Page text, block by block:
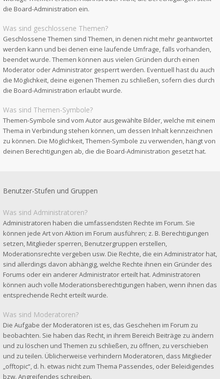
die Board-Administration ein.
Was sind geschlossene Themen?
Geschlossene Themen sind Themen, in denen nicht mehr geantwortet
werden kann und bei denen eine laufende Umfrage, falls vorhanden,
beendet wurde. Themen können aus vielen Gründen durch einen
Moderator oder Administrator gesperrt werden. Eventuell hast du auch
die Möglichkeit, deine eigenen Themen zu schließen, sofern dies durch
die Board-Administration erlaubt wurde.
Was sind Themen-Symbole?
Themen-Symbole sind vom Autor ausgewählte Bilder, welche mit einem
Thema in Verbindung stehen können, um dessen Inhalt kennzeichnen
zu können. Die Möglichkeit, Themen-Symbole zu verwenden, hängt von
deinen Berechtigungen ab, die die Board-Administration gesetzt hat.
Benutzer-Stufen und Gruppen
Was sind Administratoren?
Administratoren haben die umfassendsten Rechte im Forum. Sie
können jede Art von Aktion im Forum ausführen; z. B. Berechtigungen
setzen, Mitglieder sperren, Benutzergruppen erstellen,
Moderationsrechte vergeben usw. Die Rechte, die ein Administrator hat,
sind allerdings davon abhängig, welche Rechte ihnen ein Gründer des
Forums oder ein anderer Administrator erteilt hat. Administratoren
können auch volle Moderationsberechtigungen haben, wenn ihnen das
entsprechende Recht erteilt wurde.
Was sind Moderatoren?
Die Aufgabe der Moderatoren ist es, das Geschehen im Forum zu
beobachten. Sie haben das Recht, in ihrem Bereich Beiträge zu ändern
und zu löschen und Themen zu schließen, zu öffnen, zu verschieben
und zu teilen. Üblicherweise verhindern Moderatoren, dass Mitglieder
„offtopic“, d. h. etwas nicht zum Thema Passendes, oder Beleidigendes
bzw. Angreifendes schreiben.